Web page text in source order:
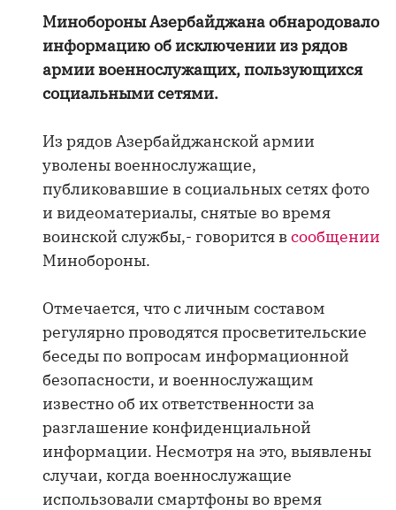
Минобороны Азербайджана обнародовало
информацию об исключении из рядов
армии военнослужащих, пользующихся
социальными сетями.
Из рядов Азербайджанской армии
уволены военнослужащие,
публиковавшие в социальных сетях фото
и видеоматериалы, снятые во время
воинской службы,- говорится в сообщении
Минобороны.
Отмечается, что с личным составом
регулярно проводятся просветительские
беседы по вопросам информационной
безопасности, и военнослужащим
известно об их ответственности за
разглашение конфиденциальной
информации. Несмотря на это, выявлены
случаи, когда военнослужащие
использовали смартфоны во время